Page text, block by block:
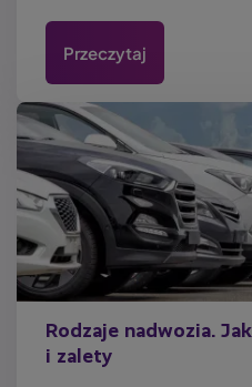
Przeczytaj
Rodzaje nadwozia.
i zalety